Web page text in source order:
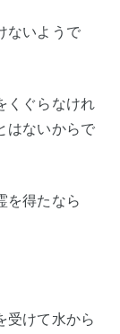
ないようで
くぐらなけれ
はないからで
を得たなら
受けて水から